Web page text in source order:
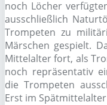
noch Löcher
ausschließlich
Trompeten zu
Märschen gespielt.
Mittelalter fort, als
noch repräsentativ
die Trompeten
Erst im